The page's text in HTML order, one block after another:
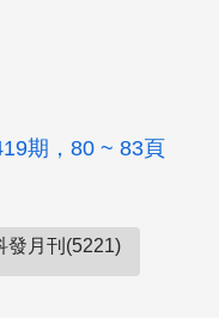
期，80 ~ 83頁
發月刊(5221)